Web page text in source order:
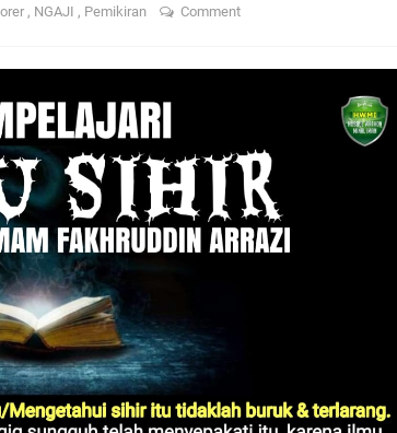
, NGAJI , Pemikiran Comment